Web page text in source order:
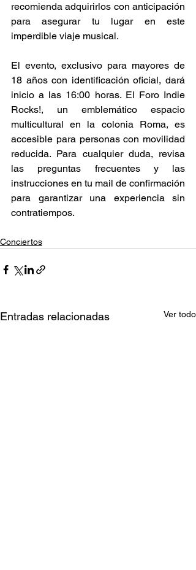
recomienda adquirirlos con anticipación
para asegurar tu lugar en este
imperdible viaje musical.
El evento, exclusivo para mayores de
18 años con identificación oficial, dará
inicio a las 16:00 horas. El Foro Indie
Rocks!, un emblemático espacio
multicultural en la colonia Roma, es
accesible para personas con movilidad
reducida. Para cualquier duda, revisa
las preguntas frecuentes y las
instrucciones en tu mail de confirmación
para garantizar una experiencia sin
contratiempos.
Conciertos
Entradas relacionadas Ver todo